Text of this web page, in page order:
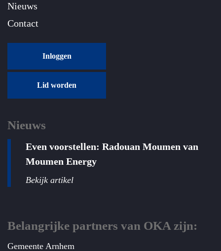
Nieuws
Contact
Inloggen
Lid worden
Nieuws
Even voorstellen: Radouan Moumen van
Moumen Energy
Bekijk artikel
Belangrijke partners van OKA zijn:
Gemeente Arnhem